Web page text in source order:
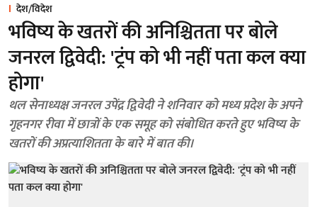
देश/विदेश
भविष्य के खतरों की अनिश्चितता पर बोले
जनरल द्विवेदी: 'ट्रंप को भी नहीं पता कल क्या
होगा'
थल सेनाध्यक्ष जनरल उपेंद्र द्विवेदी ने शनिवार को मध्य प्रदेश के अपने
गृहनगर रीवा में छात्रों के एक समूह को संबोधित करते हुए भविष्य के
खतरों की अप्रत्याशितता के बारे में बात की।